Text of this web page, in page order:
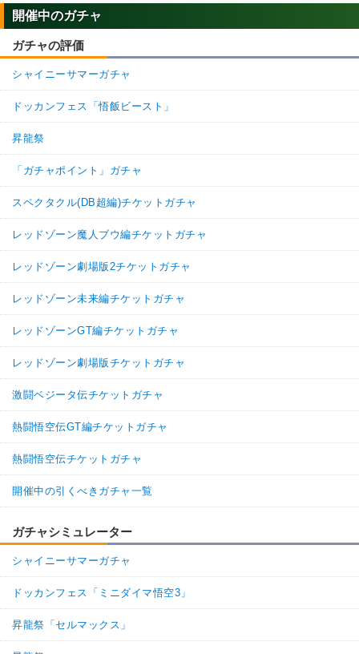
開催中のガチャ
ガチャの評価
シャイニーサマーガチャ
ドッカンフェス「悟飯ビースト」
昇龍祭
「ガチャポイント」ガチャ
スペクタクル(DB超編)チケットガチャ
レッドゾーン魔人ブウ編チケットガチャ
レッドゾーン劇場版2チケットガチャ
レッドゾーン未来編チケットガチャ
レッドゾーンGT編チケットガチャ
レッドゾーン劇場版チケットガチャ
激闘ベジータ伝チケットガチャ
熱闘悟空伝GT編チケットガチャ
熱闘悟空伝チケットガチャ
開催中の引くべきガチャ一覧
ガチャシミュレーター
シャイニーサマーガチャ
ドッカンフェス「ミニダイマ悟空3」
昇龍祭「セルマックス」